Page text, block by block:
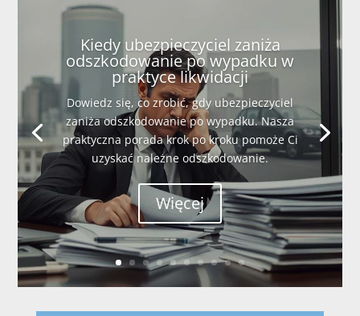
Kiedy ubezpieczyciel zaniża
odszkodowanie po wypadku w
praktyce likwidacji
Dowiedz się, co zrobić, gdy ubezpieczyciel
zaniża odszkodowanie po wypadku. Nasza
praktyczna porada krok po kroku pomoże Ci
uzyskać należne odszkodowanie.
Więcej